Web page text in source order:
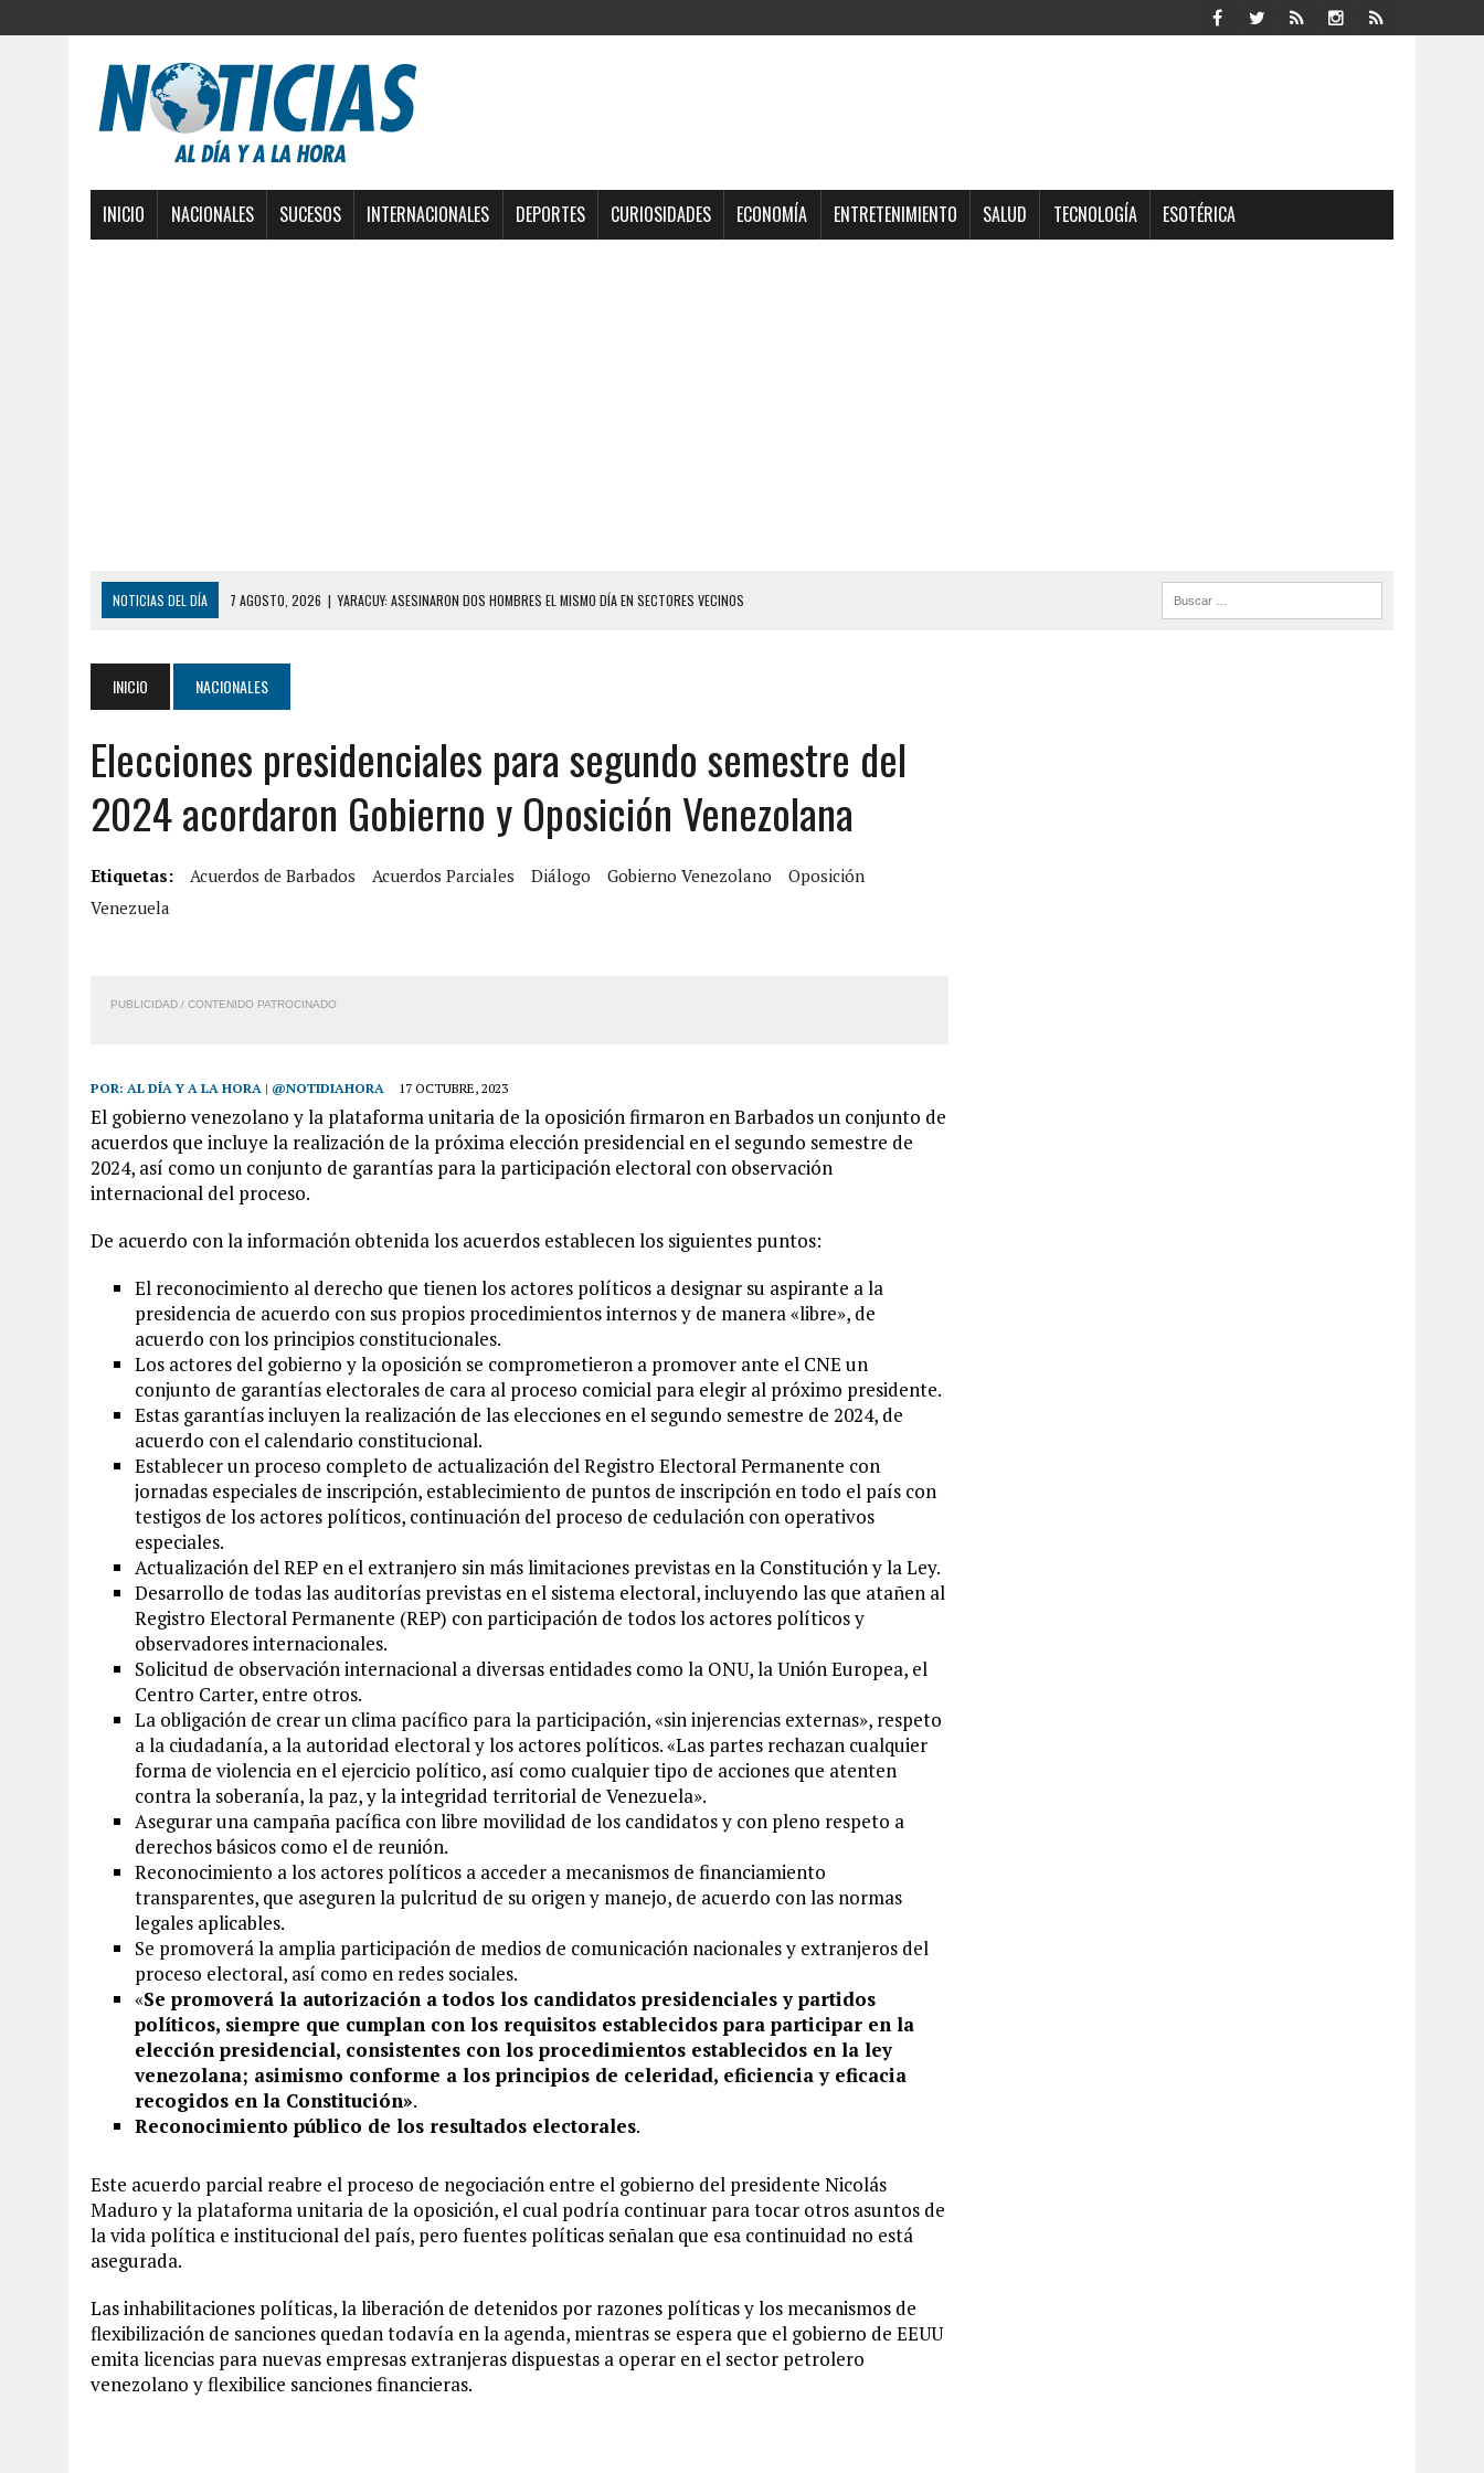
INICIO NACIONALES SUCESOS INTERNACIONALES DEPORTES CURIOSIDADES ECONOMÍA ENTRETENIMIENTO SALUD TECNOLOGÍA ESOTÉRICA
NOTICIAS DEL DÍA 7 AGOSTO, 2026 | YARACUY: ASESINARON DOS HOMBRES EL MISMO DÍA EN SECTORES VECINOS
6 AGOSTO, 2026 | BARINAS: ADOLESCENTE SE QUITÓ LA VIDA TRAS SER ACOSADA Y ABUSADA POR LA PAREJA DE SU ABUELA
6 AGOSTO, 2026
CONMOCIÓN EN COLORADO POR ASESINATO DE UNA ADOLESCENTE VENEZOLANA EN REUNIÓN CON AMIGOS
5 AGOSTO, 2026 | PRESUNTO BROTE PSICÓTICO POR FALTA DE TRATAMIENTO DESENCADENÓ TRAGEDIA FAMILIAR
5 AGOSTO, 2026 | HORROR EN BARINAS: UN HOMBRE INDUJO AL SUICIDIO A UNA ADOLESCENTE DE 13 AÑOS TRAS ABUSAR DE ELLA
7 AGOSTO, 2026
FUGA DE GAS GENERÓ EXPLOSIÓN EN LOCAL COMERCIAL DE CHACAO
INICIO NACIONALES
Elecciones presidenciales para segundo semestre del
2024 acordaron Gobierno y Oposición Venezolana
Etiquetas: Acuerdos de Barbados Acuerdos Parciales Diálogo Gobierno Venezolano
Oposición
Venezuela
PUBLICIDAD / CONTENIDO PATROCINADO
POR: AL DÍA Y A LA HORA | @NOTIDIAHORA 17 OCTUBRE, 2023
El gobierno venezolano y la plataforma unitaria de la oposición firmaron en Barbados un conjunto de
acuerdos que incluye la realización de la próxima elección presidencial en el segundo semestre de
2024, así como un conjunto de garantías para la participación electoral con observación
internacional del proceso.
De acuerdo con la información obtenida los acuerdos establecen los siguientes puntos:
El reconocimiento al derecho que tienen los actores políticos a designar su aspirante a la
presidencia de acuerdo con sus propios procedimientos internos y de manera «libre», de
acuerdo con los principios constitucionales.
Los actores del gobierno y la oposición se comprometieron a promover ante el CNE un
conjunto de garantías electorales de cara al proceso comicial para elegir al próximo presidente.
Estas garantías incluyen la realización de las elecciones en el segundo semestre de 2024, de
acuerdo con el calendario constitucional.
Establecer un proceso completo de actualización del Registro Electoral Permanente con
jornadas especiales de inscripción, establecimiento de puntos de inscripción en todo el país con
testigos de los actores políticos, continuación del proceso de cedulación con operativos
especiales.
Actualización del REP en el extranjero sin más limitaciones previstas en la Constitución y la Ley.
Desarrollo de todas las auditorías previstas en el sistema electoral, incluyendo las que atañen al
Registro Electoral Permanente (REP) con participación de todos los actores políticos y
observadores internacionales.
Solicitud de observación internacional a diversas entidades como la ONU, la Unión Europea, el
Centro Carter, entre otros.
La obligación de crear un clima pacífico para la participación, «sin injerencias externas», respeto
a la ciudadanía, a la autoridad electoral y los actores políticos. «Las partes rechazan cualquier
forma de violencia en el ejercicio político, así como cualquier tipo de acciones que atenten
contra la soberanía, la paz, y la integridad territorial de Venezuela».
Asegurar una campaña pacífica con libre movilidad de los candidatos y con pleno respeto a
derechos básicos como el de reunión.
Reconocimiento a los actores políticos a acceder a mecanismos de financiamiento
transparentes, que aseguren la pulcritud de su origen y manejo, de acuerdo con las normas
legales aplicables.
Se promoverá la amplia participación de medios de comunicación nacionales y extranjeros del
proceso electoral, así como en redes sociales.
«Se promoverá la autorización a todos los candidatos presidenciales y partidos
políticos, siempre que cumplan con los requisitos establecidos para participar en la
elección presidencial, consistentes con los procedimientos establecidos en la ley
venezolana; asimismo conforme a los principios de celeridad, eficiencia y eficacia
recogidos en la Constitución».
Reconocimiento público de los resultados electorales.
Este acuerdo parcial reabre el proceso de negociación entre el gobierno del presidente Nicolás
Maduro y la plataforma unitaria de la oposición, el cual podría continuar para tocar otros asuntos de
la vida política e institucional del país, pero fuentes políticas señalan que esa continuidad no está
asegurada.
Las inhabilitaciones políticas, la liberación de detenidos por razones políticas y los mecanismos de
flexibilización de sanciones quedan todavía en la agenda, mientras se espera que el gobierno de EEUU
emita licencias para nuevas empresas extranjeras dispuestas a operar en el sector petrolero
venezolano y flexibilice sanciones financieras.